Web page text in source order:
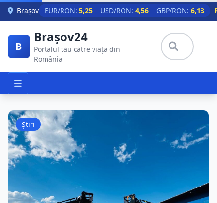
Skip to main content
Brașov EUR/RON: 5,25 USD/RON: 4,56 GBP/RON: 6,13
B
Brașov24
Portalul tău către viața din
România
Știri